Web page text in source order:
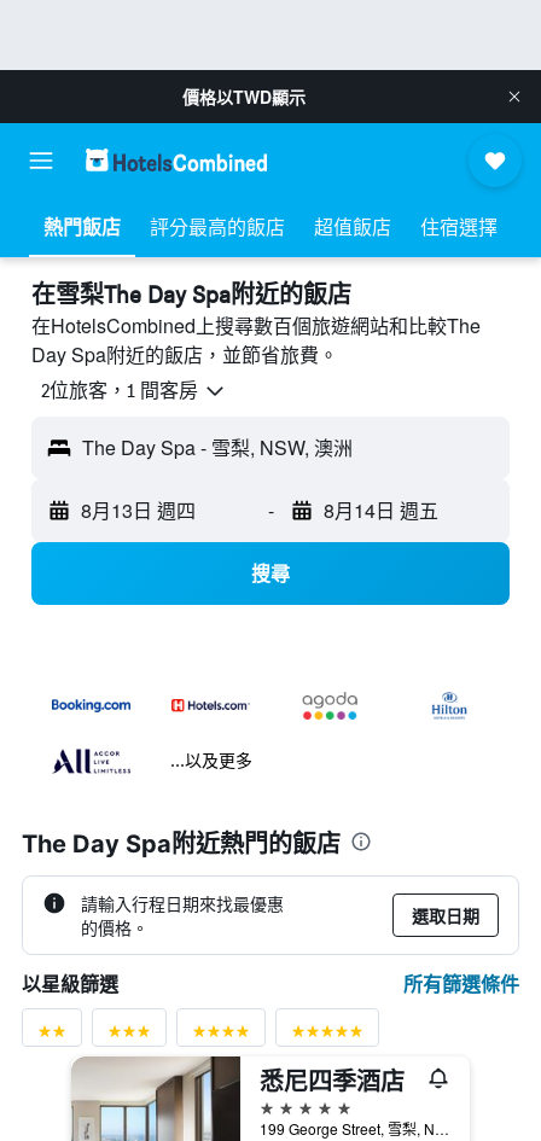
價格以TWD顯示
熱門飯店 評分最高的飯店 超值飯店 住宿選擇
​在雪梨The Day Spa附近​的飯店
在HotelsCombined上搜尋數百個旅遊網站和比較The
Day Spa附近的飯店，並節省旅費。
2位旅客，1 間客房
The Day Spa - 雪梨, NSW, 澳洲
8月13日 週四 - 8月14日 週五
搜尋
...以及更多
The Day Spa附近熱門的飯店
請輸入行程日期來找最優惠
的價格。
選取日期
以星級篩選 所有篩選條件
悉尼四季酒店
5星級
199 George Street, 雪梨, NSW, 澳洲